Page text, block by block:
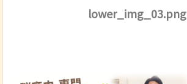
lower_img_03.png